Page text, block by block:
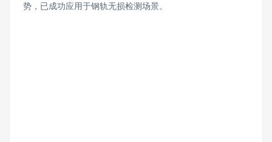
势，已成功应用于钢轨无损检测场景。